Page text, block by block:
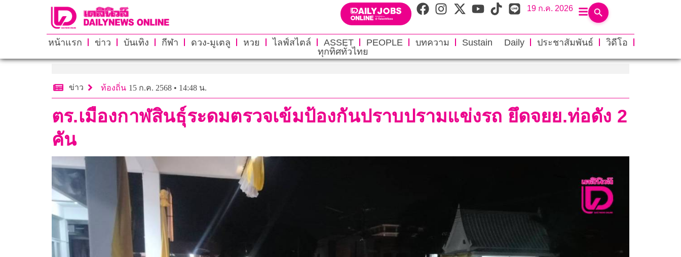
19 ก.ค. 2026
หน้าแรก ข่าว บันเทิง กีฬา ดวง-มูเตลู หวย ไลฟ์สไตล์ ASSET PEOPLE บทความ Sustain Daily ประชาสัมพันธ์
วิดีโอ
ทุกทิศทั่วไทย
ข่าว ท้องถิ่น 15 ก.ค. 2568 • 14:48 น.
ตร.เมืองกาฬสินธุ์ระดมตรวจเข้มป้องกันปราบปรามแข่งรถ ยึดจยย.ท่อดัง 2
คัน